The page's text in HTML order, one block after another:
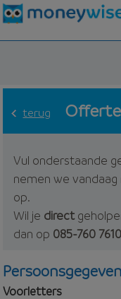
terug
Vul onderstaande
nemen we
op.
Wil je direct
dan op 085-760 7610
Voorletters